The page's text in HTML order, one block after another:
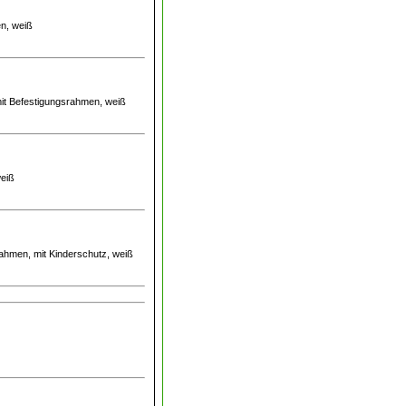
weiß
Befestigungsrahmen, weiß
mit Kinderschutz, weiß